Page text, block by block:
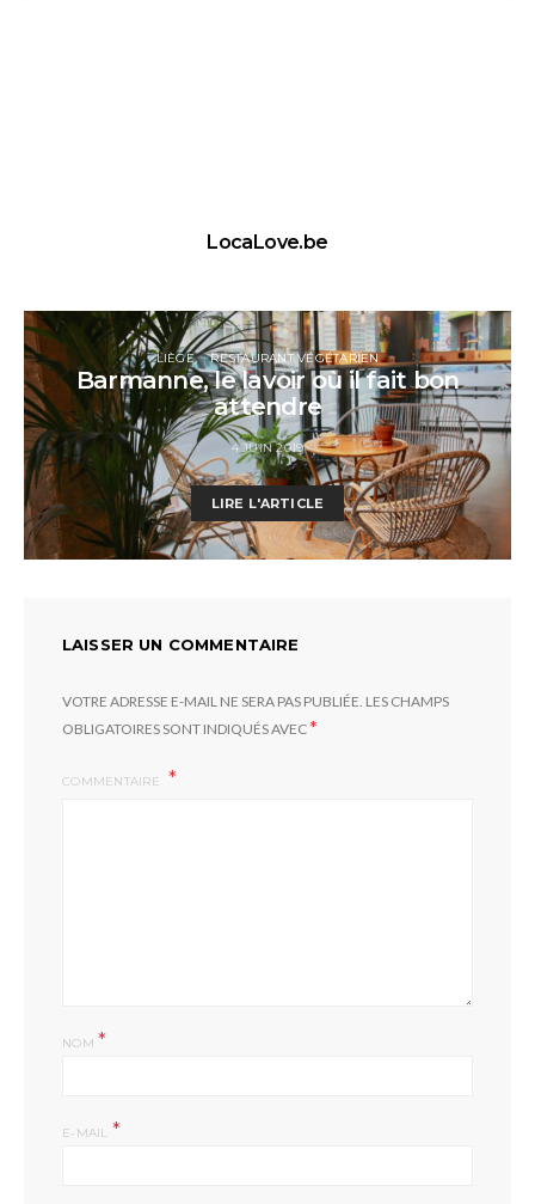
LocaLove.be
LIÈGE RESTAURANT VÉGÉTARIEN
Barmanne, le lavoir où il fait bon
attendre
4 JUIN 2019
LIRE L'ARTICLE
LAISSER UN COMMENTAIRE
VOTRE ADRESSE E-MAIL NE SERA PAS PUBLIÉE. LES CHAMPS
OBLIGATOIRES SONT INDIQUÉS AVEC*
COMMENTAIRE
NOM *
E-MAIL *